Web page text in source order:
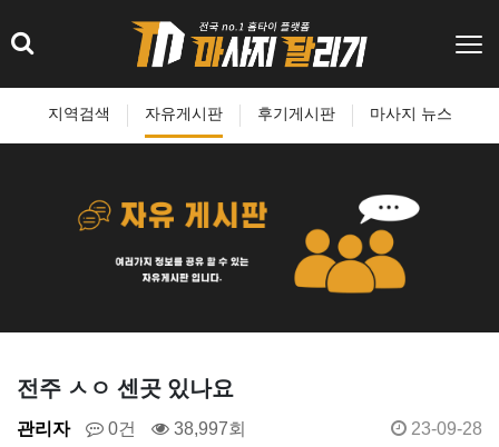
지역검색 자유게시판 후기게시판 마사지 뉴스
전주 ㅅㅇ 센곳 있나요
관리자 0건 38,997회 23-09-28